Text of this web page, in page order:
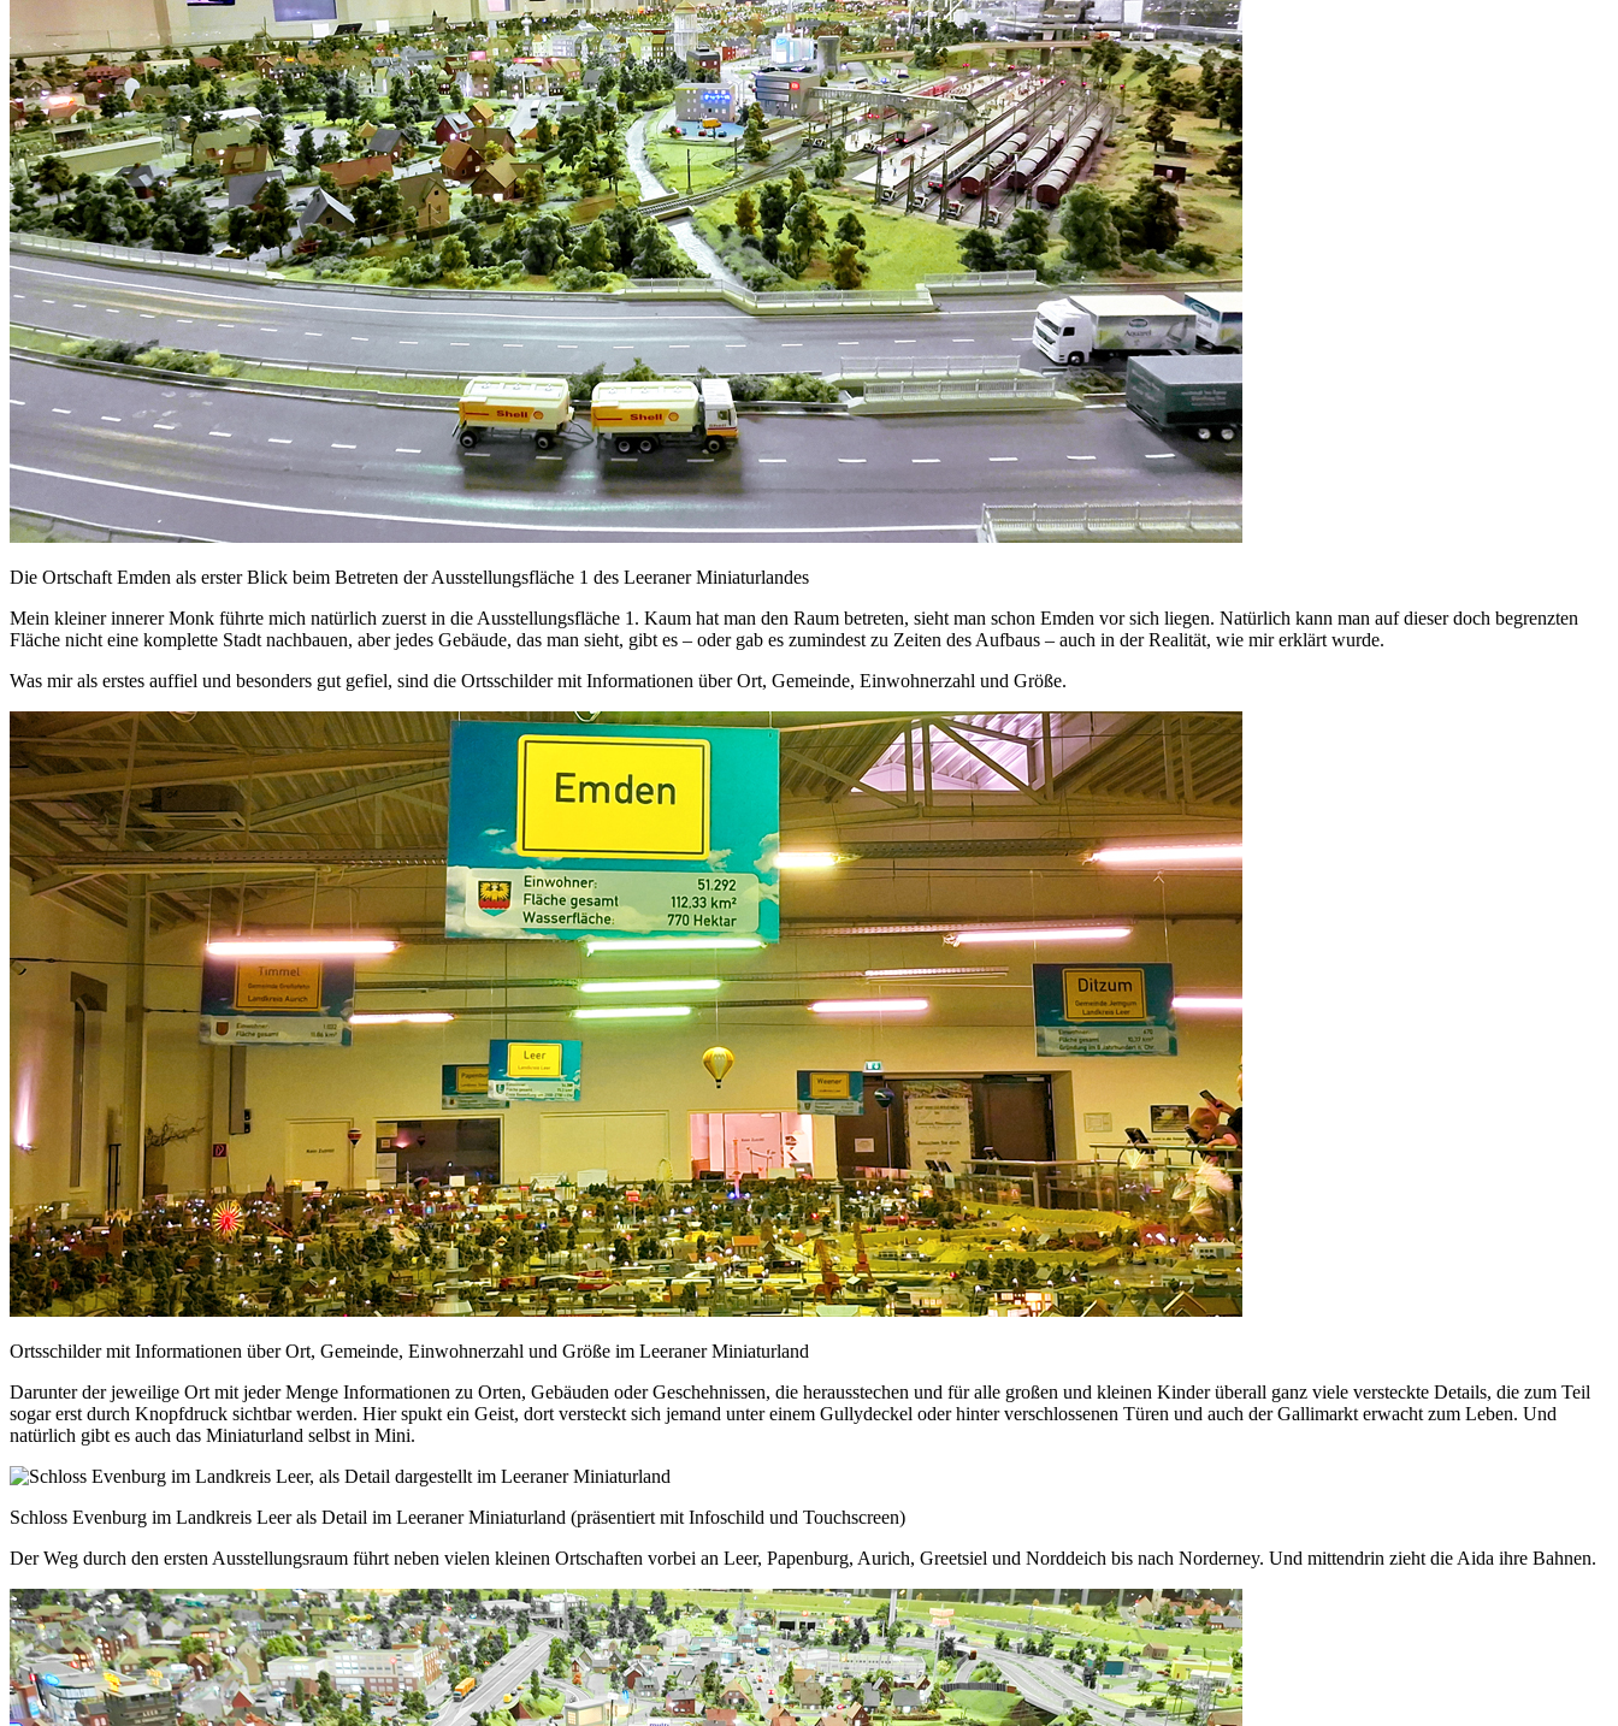
Die Ortschaft Emden als erster Blick beim Betreten der Ausstellungsfläche 1 des Leeraner Miniaturlandes
Mein kleiner innerer Monk führte mich natürlich zuerst in die Ausstellungsfläche 1. Kaum hat man den Raum betreten, sieht man schon Emden vor sich liegen. Natürlich kann man auf dieser doch begrenzten
Fläche nicht eine komplette Stadt nachbauen, aber jedes Gebäude, das man sieht, gibt es – oder gab es zumindest zu Zeiten des Aufbaus – auch in der Realität, wie mir erklärt wurde.
Was mir als erstes auffiel und besonders gut gefiel, sind die Ortsschilder mit Informationen über Ort, Gemeinde, Einwohnerzahl und Größe.
Ortsschilder mit Informationen über Ort, Gemeinde, Einwohnerzahl und Größe im Leeraner Miniaturland
Darunter der jeweilige Ort mit jeder Menge Informationen zu Orten, Gebäuden oder Geschehnissen, die herausstechen und für alle großen und kleinen Kinder überall ganz viele versteckte Details, die zum Teil
sogar erst durch Knopfdruck sichtbar werden. Hier spukt ein Geist, dort versteckt sich jemand unter einem Gullydeckel oder hinter verschlossenen Türen und auch der Gallimarkt erwacht zum Leben. Und
natürlich gibt es auch das Miniaturland selbst in Mini.
Schloss Evenburg im Landkreis Leer als Detail im Leeraner Miniaturland (präsentiert mit Infoschild und Touchscreen)
Der Weg durch den ersten Ausstellungsraum führt neben vielen kleinen Ortschaften vorbei an Leer, Papenburg, Aurich, Greetsiel und Norddeich bis nach Norderney. Und mittendrin zieht die Aida ihre Bahnen.